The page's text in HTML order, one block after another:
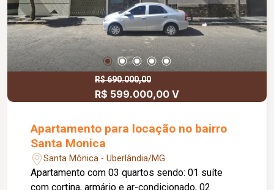
R$ 690.000,00
R$ 599.000,00 V
Apartamento para locação no bairro
Santa Monica
Santa Mônica - Uberlândia/MG
Apartamento com 03 quartos sendo: 01 suíte
com cortina, armário e ar-condicionado, 02